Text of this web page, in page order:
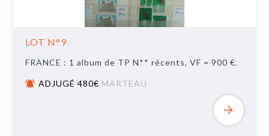
LOT N°9
FRANCE : 1 album de TP N** récents, VF = 900 €.
ADJUGÉ 480€ MARTEAU